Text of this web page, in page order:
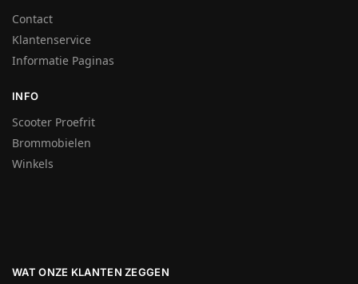
Contact
Klantenservice
Informatie Paginas
INFO
Scooter Proefrit
Brommobielen
Winkels
WAT ONZE KLANTEN ZEGGEN